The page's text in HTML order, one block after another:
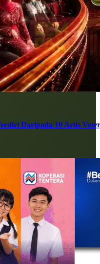
Daripada 10 Artis